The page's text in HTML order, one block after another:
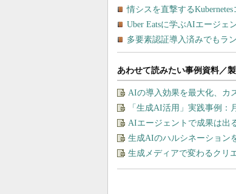
あわせて読みたい事例資料／
AIの導入効果を最大化、カ
「生成AI活用」実践事例：
AIエージェントで成果は
生成AIのハルシネーション
生成メディアで変わるクリ